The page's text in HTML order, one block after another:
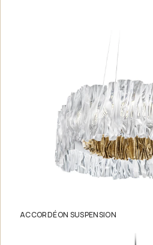
ACCORDÉON SUSPENSION